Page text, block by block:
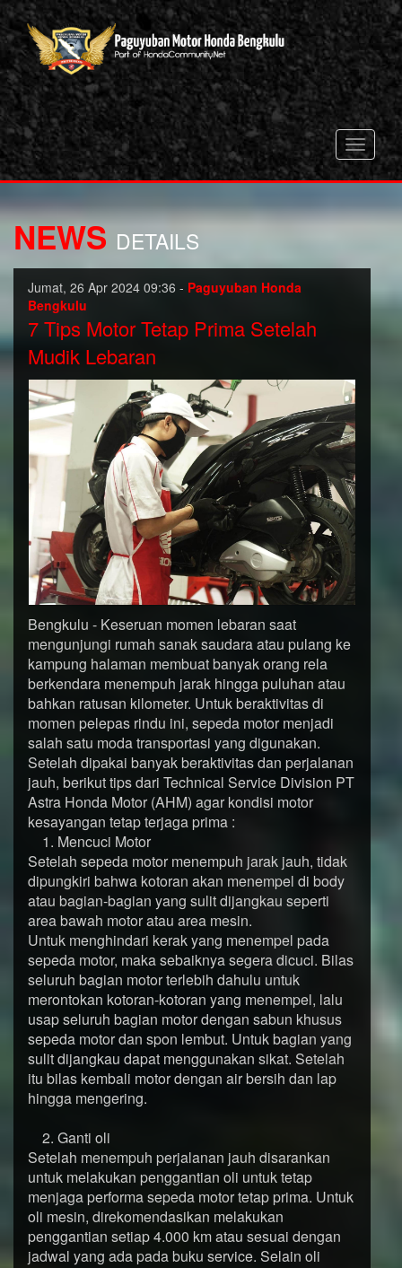
Toggle
NEWS DETAILS
Jumat, 26 Apr 2024 09:36 - Paguyuban Honda
Bengkulu
7 Tips Motor Tetap Prima Setelah
Mudik Lebaran
Bengkulu - Keseruan momen lebaran saat
mengunjungi rumah sanak saudara atau pulang ke
kampung halaman membuat banyak orang rela
berkendara menempuh jarak hingga puluhan atau
bahkan ratusan kilometer. Untuk beraktivitas di
momen pelepas rindu ini, sepeda motor menjadi
salah satu moda transportasi yang digunakan.
Setelah dipakai banyak beraktivitas dan perjalanan
jauh, berikut tips dari Technical Service Division PT
Astra Honda Motor (AHM) agar kondisi motor
kesayangan tetap terjaga prima :
1. Mencuci Motor
Setelah sepeda motor menempuh jarak jauh, tidak
dipungkiri bahwa kotoran akan menempel di body
atau bagian-bagian yang sulit dijangkau seperti
area bawah motor atau area mesin.
Untuk menghindari kerak yang menempel pada
sepeda motor, maka sebaiknya segera dicuci. Bilas
seluruh bagian motor terlebih dahulu untuk
merontokan kotoran-kotoran yang menempel, lalu
usap seluruh bagian motor dengan sabun khusus
sepeda motor dan spon lembut. Untuk bagian yang
sulit dijangkau dapat menggunakan sikat. Setelah
itu bilas kembali motor dengan air bersih dan lap
hingga mengering.
2. Ganti oli
Setelah menempuh perjalanan jauh disarankan
untuk melakukan penggantian oli untuk tetap
menjaga performa sepeda motor tetap prima. Untuk
oli mesin, direkomendasikan melakukan
penggantian setiap 4.000 km atau sesuai dengan
jadwal yang ada pada buku service. Selain oli